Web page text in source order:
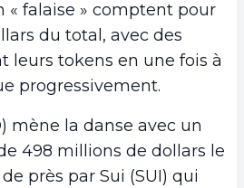
« falaise » comptent pour
du total, avec des
leurs tokens en une fois à
progressivement.
mène la danse avec un
498 millions de dollars le
près par Sui (SUI) qui